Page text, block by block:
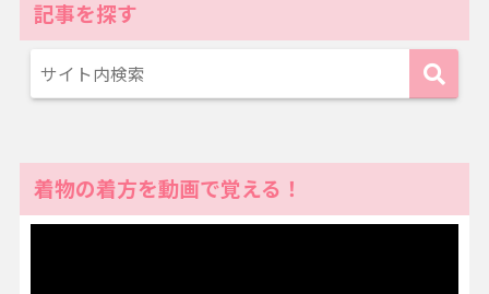
記事を探す
着物の着方を動画で覚える！